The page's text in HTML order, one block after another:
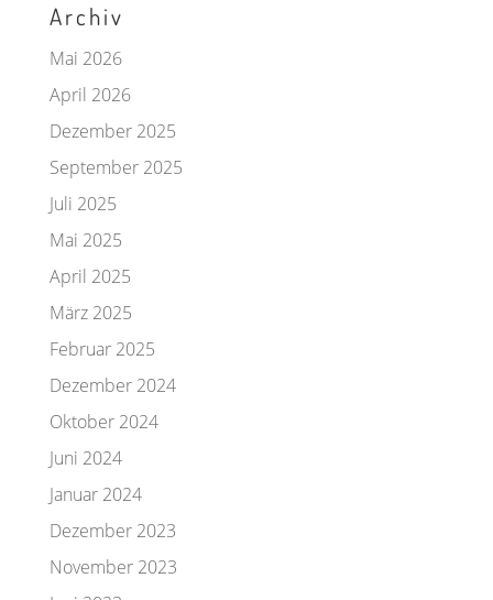
Archiv
Mai 2026
April 2026
Dezember 2025
September 2025
Juli 2025
Mai 2025
April 2025
März 2025
Februar 2025
Dezember 2024
Oktober 2024
Juni 2024
Januar 2024
Dezember 2023
November 2023